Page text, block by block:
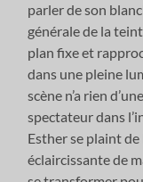
parler de son
générale de la
plan fixe et
dans une pleine
scène n’a rien
spectateur dans
Esther se plaint de
éclaircissante de